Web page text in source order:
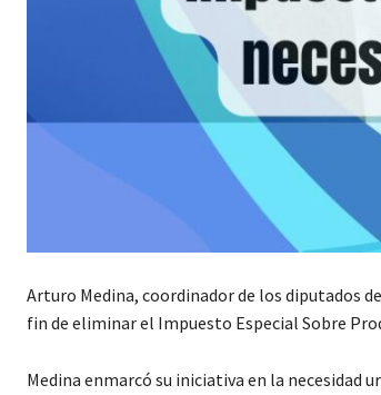
Arturo Medina, coordinador de los diputados
fin de eliminar el Impuesto Especial Sobre
Medina enmarcó su iniciativa en la necesidad